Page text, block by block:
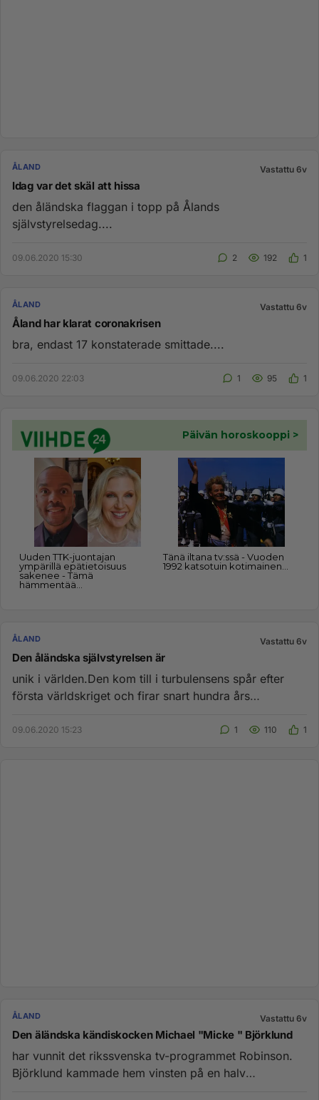
ÅLAND Vastattu 6v
Idag var det skäl att hissa
den åländska flaggan i topp på Ålands
självstyrelsedag....
09.06.2020 15:30 2 192 1
ÅLAND Vastattu 6v
Åland har klarat coronakrisen
bra, endast 17 konstaterade smittade....
09.06.2020 22:03 1 95 1
ÅLAND Vastattu 6v
Den åländska självstyrelsen är
unik i världen.Den kom till i turbulensens spår efter
första världskriget och firar snart hundra års
09.06.2020 15:23 1 110 1
ÅLAND Vastattu 6v
Den äländska kändiskocken Michael "Micke " Björklund
har vunnit det rikssvenska tv-programmet Robinson.
Björklund kammade hem vinsten på en halv